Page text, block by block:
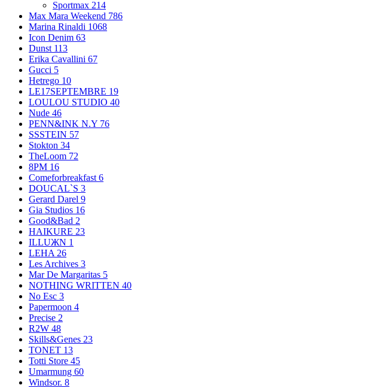
Sportmax 214
Max Mara Weekend 786
Marina Rinaldi 1068
Icon Denim 63
Dunst 113
Erika Cavallini 67
Gucci 5
Hetrego 10
LE17SEPTEMBRE 19
LOULOU STUDIO 40
Nude 46
PENN&INK N.Y 76
SSSTEIN 57
Stokton 34
TheLoom 72
8PM 16
Comeforbreakfast 6
DOUCAL`S 3
Gerard Darel 9
Gia Studios 16
Good&Bad 2
HAIKURE 23
ILLUЖN 1
LEHA 26
Les Archives 3
Mar De Margaritas 5
NOTHING WRITTEN 40
No Esc 3
Papermoon 4
Precise 2
R2W 48
Skills&Genes 23
TONET 13
Totti Store 45
Umarmung 60
Windsor. 8